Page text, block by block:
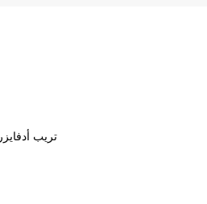
TripAdvisor تريب أدفايزر